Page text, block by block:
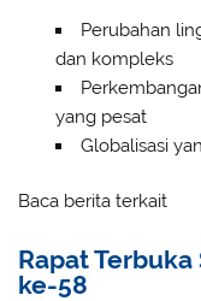
Perubahan
dan kompleks
yang pesat
Globalisasi
Baca berita terkait
Rapat Terbuka
ke-58